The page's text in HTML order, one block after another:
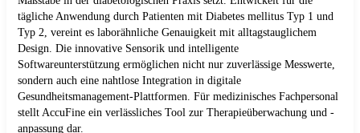
tägliche Anwendung durch Patienten mit Diabetes mellitus Typ 1 und
Typ 2, vereint es laborähnliche Genauigkeit mit alltagstauglichem
Design. Die innovative Sensorik und intelligente
Softwareunterstützung ermöglichen nicht nur zuverlässige Messwerte,
sondern auch eine nahtlose Integration in digitale
Gesundheitsmanagement-Plattformen. Für medizinisches Fachpersonal
stellt AccuFine ein verlässliches Tool zur Therapieüberwachung und -
anpassung dar.